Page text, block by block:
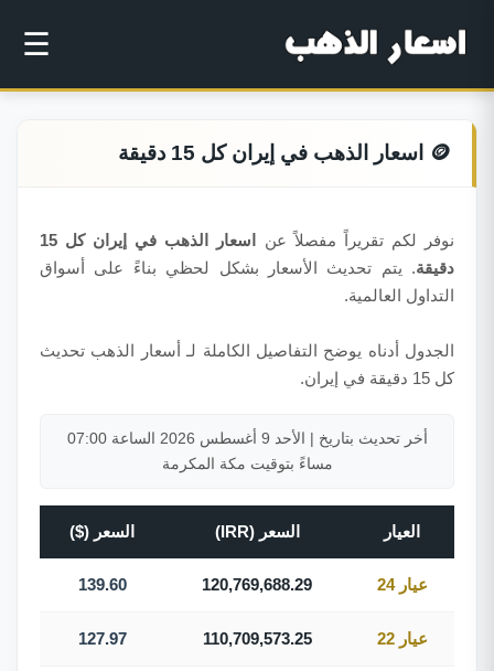
☰
🪙 اسعار الذهب في إيران كل 15 دقيقة
نوفر لكم تقريراً مفصلاً عن
اسعار الذهب في إيران كل 15
دقيقة. يتم تحديث الأسعار بشكل لحظي بناءً على أسواق
التداول العالمية.
الجدول أدناه يوضح التفاصيل الكاملة لـ أسعار الذهب تحديث
كل 15 دقيقة في إيران.
أخر تحديث بتاريخ | الأحد 9 أغسطس 2026 الساعة 07:00
مساءً بتوقيت مكة المكرمة
العيار السعر (IRR) السعر ($)
عيار 24 120,769,688.29
139.60
عيار 22 110,709,573.25
127.97